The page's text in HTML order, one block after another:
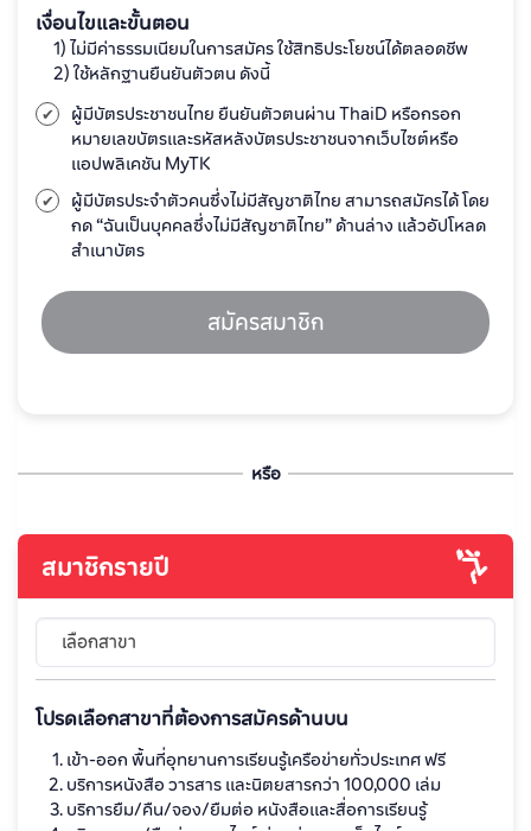
เงื่อนไขและขั้นตอน
1) ไม่มีค่าธรรมเนียมในการสมัคร ใช้สิทธิประโยชน์ได้ตลอดชีพ
2) ใช้หลักฐานยืนยันตัวตน ดังนี้
ผู้มีบัตรประชาชนไทย ยืนยันตัวตนผ่าน ThaiD หรือกรอก
หมายเลขบัตรและรหัสหลังบัตรประชาชนจากเว็บไซต์หรือ
แอปพลิเคชัน MyTK
ผู้มีบัตรประจำตัวคนซึ่งไม่มีสัญชาติไทย สามารถสมัครได้ โดย
กด “ฉันเป็นบุคคลซึ่งไม่มีสัญชาติไทย” ด้านล่าง แล้วอัปโหลด
สำเนาบัตร
สมัครสมาชิก
หรือ
สมาชิกรายปี
เลือกสาขา
โปรดเลือกสาขาที่ต้องการสมัครด้านบน
เข้า-ออก พื้นที่อุทยานการเรียนรู้เครือข่ายทั่วประเทศ ฟรี
บริการหนังสือ วารสาร และนิตยสารกว่า 100,000 เล่ม
บริการยืม/คืน/จอง/ยืมต่อ หนังสือและสื่อการเรียนรู้